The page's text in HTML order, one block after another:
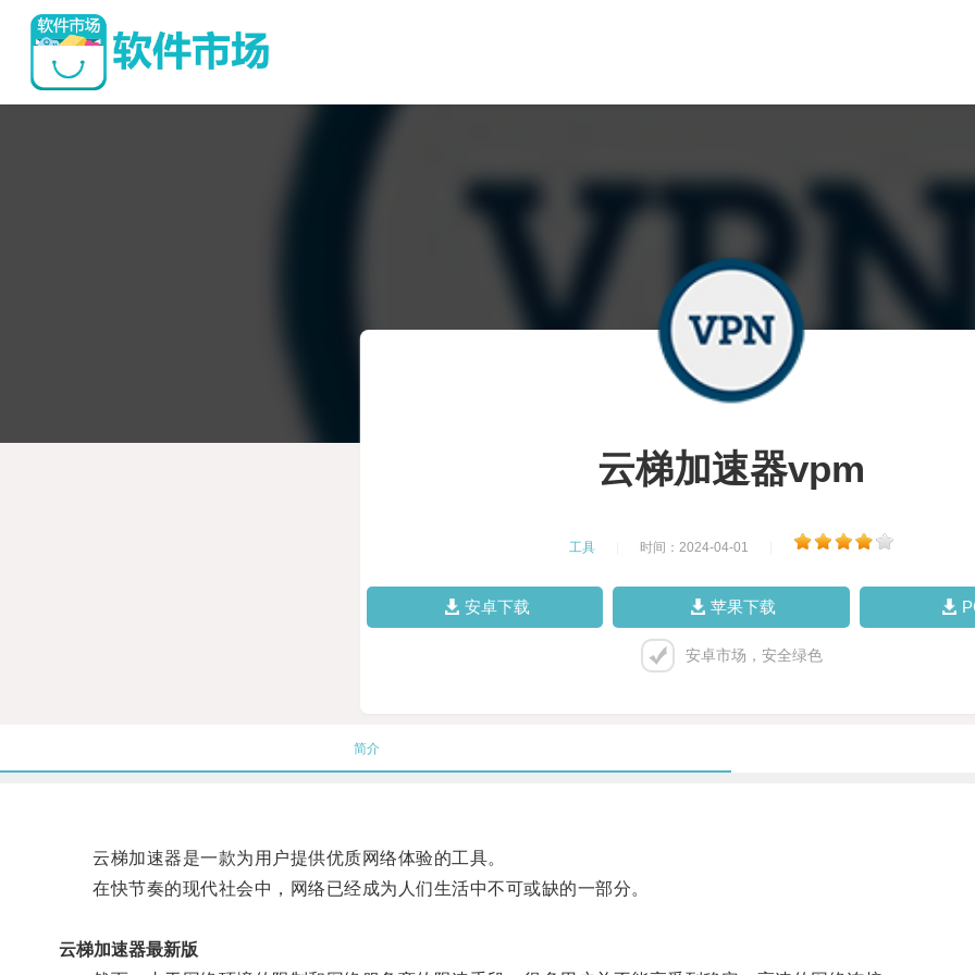
云梯加速器vpm
工具 时间：2024-04-01
安卓下载 苹果下载
安卓市场，安全绿色
简介
云梯加速器是一款为用户提供优质网络体验的工具。
在快节奏的现代社会中，网络已经成为人们生活中不可或缺的一部分。
云梯加速器最新版